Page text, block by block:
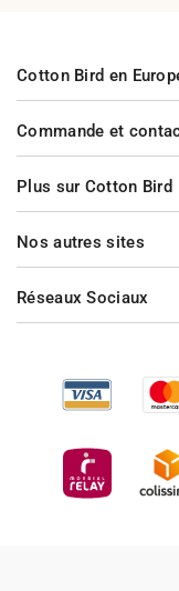
Commande et
Plus sur Cotton Bird
Cotton Bird en
Nos autres sites
Réseaux Sociaux